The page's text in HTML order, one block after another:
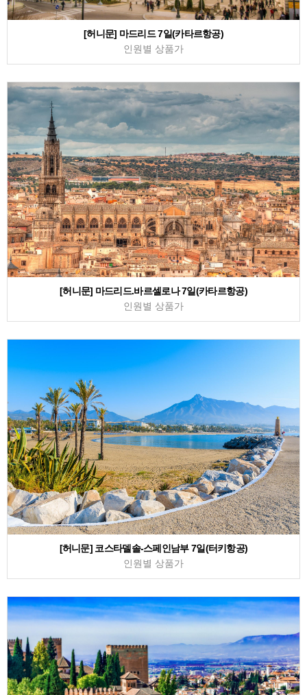
[허니문] 마드리드 7일(카타르항공)
인원별 상품가
[허니문] 마드리드.바르셀로나 7일(카타르항공)
인원별 상품가
[허니문] 코스타델솔-스페인남부 7일(터키항공)
인원별 상품가